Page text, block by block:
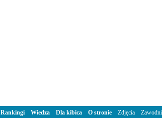
Rankingi Wiedza Dla kibica O stronie Zdjęcia